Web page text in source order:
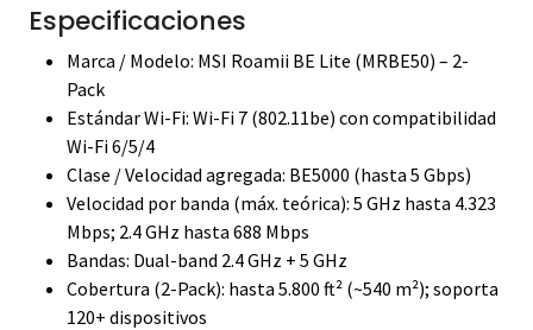
Especificaciones
Marca / Modelo: MSI Roamii BE Lite (MRBE50) – 2-
Pack
Estándar Wi-Fi: Wi-Fi 7 (802.11be) con compatibilidad
Wi-Fi 6/5/4
Clase / Velocidad agregada: BE5000 (hasta 5 Gbps)
Velocidad por banda (máx. teórica): 5 GHz hasta 4.323
Mbps; 2.4 GHz hasta 688 Mbps
Bandas: Dual-band 2.4 GHz + 5 GHz
Cobertura (2-Pack): hasta 5.800 ft² (~540 m²); soporta
120+ dispositivos